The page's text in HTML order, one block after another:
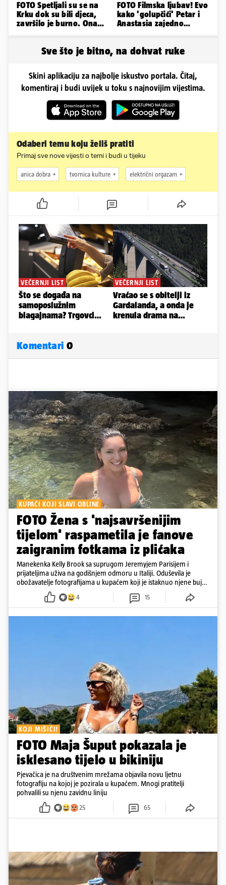
FOTO Spetljali su se na
Krku dok su bili djeca,
završilo je burno. Ona
FOTO Filmska ljubav! Evo
kako 'golupčići' Petar i
Anastasia zajedno
Sve što je bitno, na dohvat ruke
Skini aplikaciju za najbolje iskustvo portala. Čitaj,
komentiraj i budi uvijek u toku s najnovijim vijestima.
Odaberi temu koju želiš pratiti
Primaj sve nove vijesti o temi i budi u tijeku
anica dobra tvornica kulture električni orgazam
Komentari 0
KUPAĆI KOJI SLAVI OBLINE
FOTO Žena s 'najsavršenijim
tijelom' raspametila je fanove
zaigranim fotkama iz plićaka
Manekenka Kelly Brook sa suprugom Jeremyjem Parisijem i
prijateljima uživa na godišnjem odmoru u Italiji. Oduševila je
obožavatelje fotografijama u kupaćem koji je istaknuo njene bujne
4 15
KOJI MIŠIĆI!
FOTO Maja Šuput pokazala je
isklesano tijelo u bikiniju
Pjevačica je na društvenim mrežama objavila novu ljetnu
fotografiju na kojoj je pozirala u kupaćem. Mnogi pratitelji
pohvalili su njenu zavidnu liniju
25 65